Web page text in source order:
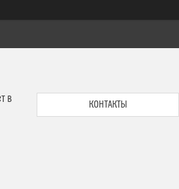
в
КОНТАКТЫ